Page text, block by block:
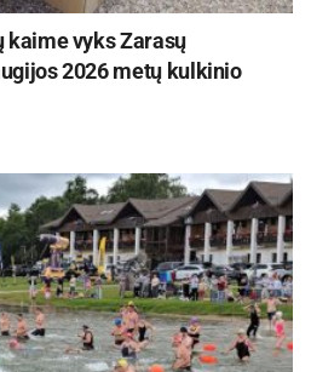
kaime vyks Zarasų
2026 metų kulkinio